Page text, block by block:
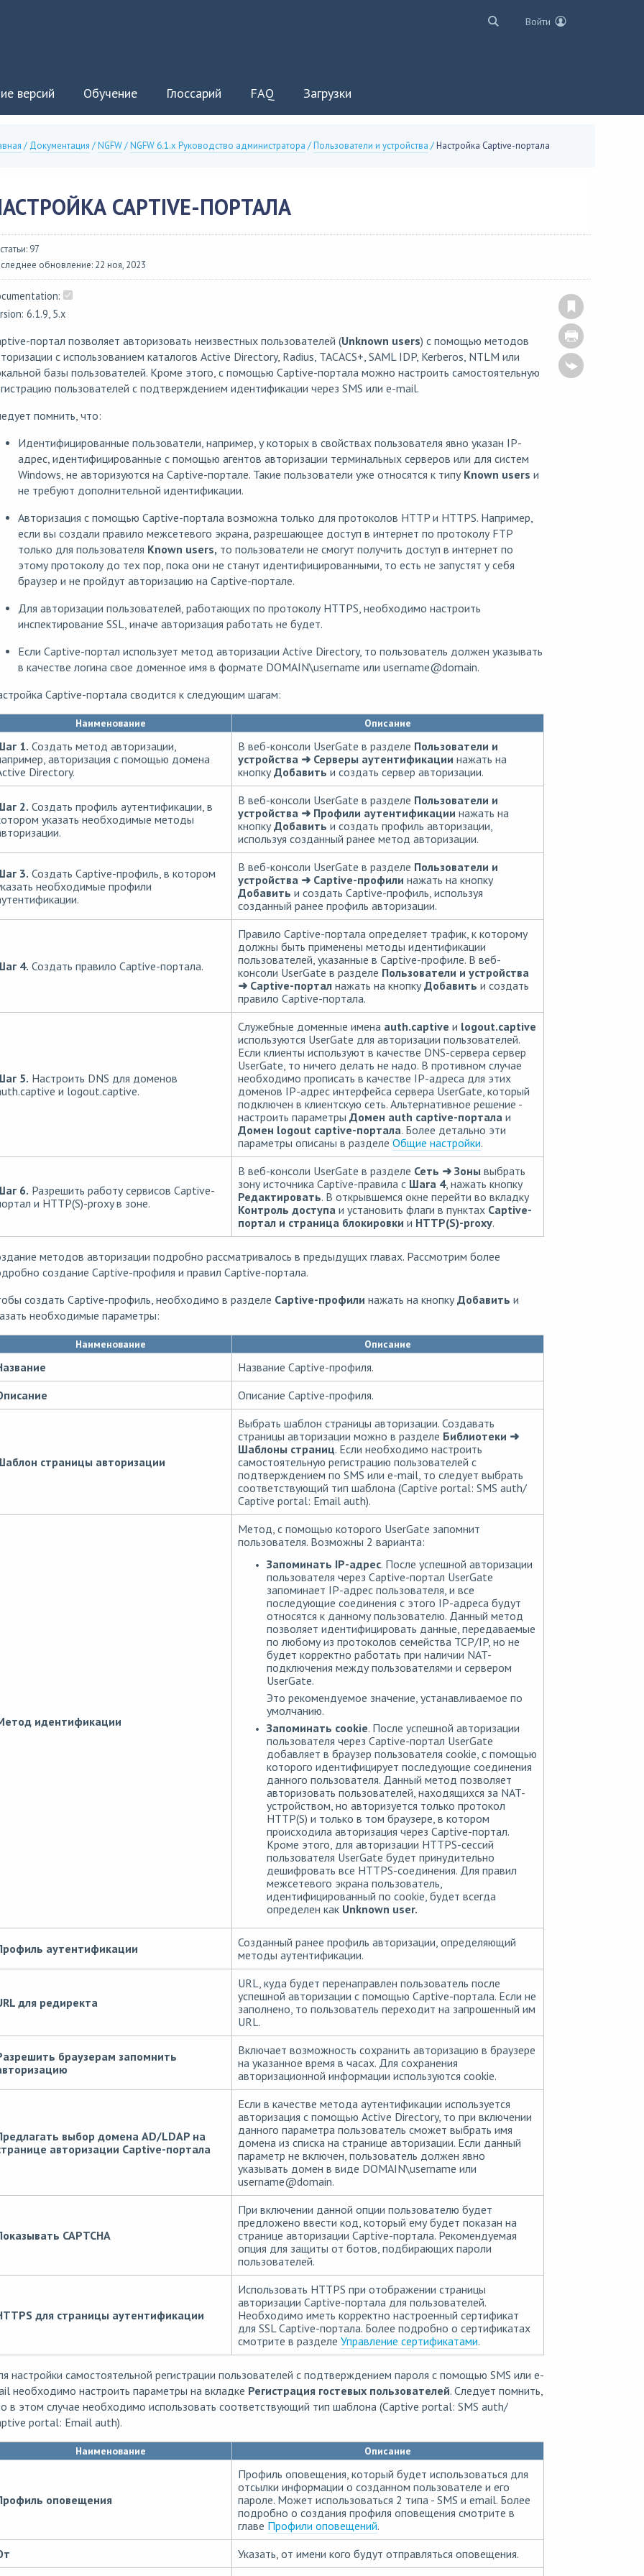
Войти
версий Обучение Глоссарий FAQ Загрузки
/ Документация /NGFW/NGFW 6.1.x Руководство администратора /Пользователи и устройства /Настройка Captive-портала
CAPTIVE-ПОРТАЛА
97
обновление: 22 ноя, 2023
6.1.9, 5.x
портал позволяет авторизовать неизвестных пользователей (Unknown users) с помощью методов
с использованием каталогов Active Directory, Radius, TACACS+, SAML IDP, Kerberos, NTLM или
базы пользователей. Кроме этого, с помощью Captive-портала можно настроить самостоятельную
пользователей с подтверждением идентификации через SMS или e-mail.
помнить, что:
Идентифицированные пользователи, например, у которых в свойствах пользователя явно указан IP-
адрес, идентифицированные с помощью агентов авторизации терминальных серверов или для систем
Windows, не авторизуются на Captive-портале. Такие пользователи уже относятся к типу Known users и
не требуют дополнительной идентификации.
Авторизация с помощью Captive-портала возможна только для протоколов HTTP и HTTPS. Например,
если вы создали правило межсетевого экрана, разрешающее доступ в интернет по протоколу FTP
только для пользователя Known users, то пользователи не смогут получить доступ в интернет по
этому протоколу до тех пор, пока они не станут идентифицированными, то есть не запустят у себя
браузер и не пройдут авторизацию на Captive-портале.
Для авторизации пользователей, работающих по протоколу HTTPS, необходимо настроить
инспектирование SSL, иначе авторизация работать не будет.
Если Captive-портал использует метод авторизации Active Directory, то пользователь должен указывать
в качестве логина свое доменное имя в формате DOMAIN\username или username@domain.
Captive-портала сводится к следующим шагам:
Наименование Описание
1. Создать метод авторизации,
авторизация с помощью домена
Directory.
В веб-консоли UserGate в разделе Пользователи и
устройства ➜ Серверы аутентификации нажать на
кнопкуДобавить и создать сервер авторизации.
2. Создать профиль аутентификации, в
указать необходимые методы
В веб-консоли UserGate в разделе Пользователи и
устройства ➜ Профили аутентификации нажать на
кнопкуДобавить и создать профиль авторизации,
используя созданный ранее метод авторизации.
3. Создать Captive-профиль, в котором
необходимые профили
В веб-консоли UserGate в разделе Пользователи и
устройства ➜ Captive-профили нажать на кнопку
Добавить и создать Captive-профиль, используя
созданный ранее профиль авторизации.
4. Создать правило Captive-портала.
Правило Captive-портала определяет трафик, к которому
должны быть применены методы идентификации
пользователей, указанные в Captive-профиле. В веб-
консоли UserGate в разделе Пользователи и устройства
➜ Captive-порталнажать на кнопкуДобавить и создать
правило Captive-портала.
5. Настроить DNS для доменов
и logout.captive.
Служебные доменные имена auth.captive и logout.captive
используются UserGate для авторизации пользователей.
Если клиенты используют в качестве DNS-сервера сервер
UserGate, то ничего делать не надо. В противном случае
необходимо прописать в качестве IP-адреса для этих
доменов IP-адрес интерфейса сервера UserGate, который
подключен в клиентскую сеть. Альтернативное решение -
настроить параметры Домен auth captive-порталаи
Домен logout captive-портала. Более детально эти
параметры описаны в разделе Общие настройки.
6. Разрешить работу сервисов Captive-
и HTTP(S)-proxy в зоне.
В веб-консоли UserGate в разделе Сеть ➜ Зонывыбрать
зону источника Captive-правила с Шага 4, нажать кнопку
Редактировать. В открывшемся окне перейти во вкладку
Контроль доступаи установить флаги в пунктах Captive-
портал и страница блокировки и HTTP(S)-proxy.
методов авторизации подробно рассматривалось в предыдущих главах. Рассмотрим более
создание Captive-профиля и правил Captive-портала.
создать Captive-профиль, необходимо в разделе Captive-профили нажать на кнопкуДобавить и
необходимые параметры:
Наименование Описание
Название Captive-профиля.
Описание Captive-профиля.
страницы авторизации
Выбрать шаблон страницы авторизации. Создавать
страницы авторизации можно в разделе Библиотеки ➜
Шаблоны страниц. Если необходимо настроить
самостоятельную регистрацию пользователей с
подтверждением по SMS или e-mail, то следует выбрать
соответствующий тип шаблона (Captive portal: SMS auth/
Captive portal: Email auth).
идентификации
Метод, с помощью которого UserGate запомнит
пользователя. Возможны 2 варианта:
Запоминать IP-адрес. После успешной авторизации
пользователя через Captive-портал UserGate
запоминает IP-адрес пользователя, и все
последующие соединения с этого IP-адреса будут
относятся к данному пользователю. Данный метод
позволяет идентифицировать данные, передаваемые
по любому из протоколов семейства TCP/IP, но не
будет корректно работать при наличии NAT-
подключения между пользователями и сервером
UserGate.
Это рекомендуемое значение, устанавливаемое по
умолчанию.
Запоминать cookie. После успешной авторизации
пользователя через Captive-портал UserGate
добавляет в браузер пользователя cookie, с помощью
которого идентифицирует последующие соединения
данного пользователя. Данный метод позволяет
авторизовать пользователей, находящихся за NAT-
устройством, но авторизуется только протокол
HTTP(S) и только в том браузере, в котором
происходила авторизация через Captive-портал.
Кроме этого, для авторизации HTTPS-сессий
пользователя UserGate будет принудительно
дешифровать все HTTPS-соединения. Для правил
межсетевого экрана пользователь,
идентифицированный по cookie, будет всегда
определен как Unknown user.
аутентификации
Созданный ранее профиль авторизации, определяющий
методы аутентификации.
для редиректа
URL, куда будет перенаправлен пользователь после
успешной авторизации с помощью Captive-портала. Если не
заполнено, то пользователь переходит на запрошенный им
URL.
браузерам запомнить
Включает возможность сохранить авторизацию в браузере
на указанное время в часах. Для сохранения
авторизационной информации используются cookie.
выбор домена AD/LDAP на
авторизации Captive-портала
Если в качестве метода аутентификации используется
авторизация с помощью Active Directory, то при включении
данного параметра пользователь сможет выбрать имя
домена из списка на странице авторизации. Если данный
параметр не включен, пользователь должен явно
указывать домен в виде DOMAIN\username или
username@domain.
CAPTCHA
При включении данной опции пользователю будет
предложено ввести код, который ему будет показан на
странице авторизации Captive-портала. Рекомендуемая
опция для защиты от ботов, подбирающих пароли
пользователей.
для страницы аутентификации
Использовать HTTPS при отображении страницы
авторизации Captive-портала для пользователей.
Необходимо иметь корректно настроенный сертификат
для SSL Captive-портала. Более подробно о сертификатах
смотрите в разделе Управление сертификатами.
настройки самостоятельной регистрации пользователей с подтверждением пароля с помощью SMS или e-
необходимо настроить параметры на вкладке Регистрация гостевых пользователей. Следует помнить,
в этом случае необходимо использовать соответствующий тип шаблона (Captive portal: SMS auth/
portal: Email auth).
Наименование Описание
оповещения
Профиль оповещения, который будет использоваться для
отсылки информации о созданном пользователе и его
пароле. Может использоваться 2 типа - SMS и email. Более
подробно о создания профиля оповещения смотрите в
главе Профили оповещений.
Указать, от имени кого будут отправляться оповещения.